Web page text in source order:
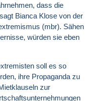
dass die
Bianca Klose von der
(mbr). Sähen
würden sie eben
soll es so
ihre Propaganda zu
zur